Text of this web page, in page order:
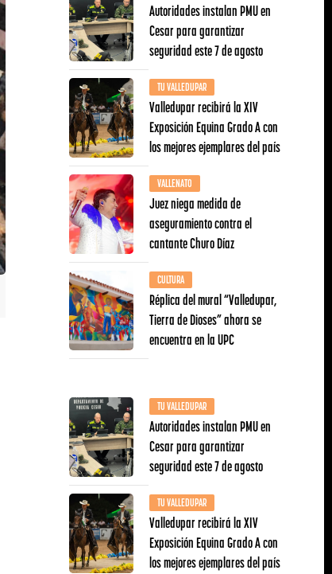
Autoridades instalan PMU en
Cesar para garantizar
seguridad este 7 de agosto
TU VALLEDUPAR
Valledupar recibirá la XIV
Exposición Equina Grado A con
los mejores ejemplares del país
VALLENATO
Juez niega medida de
aseguramiento contra el
cantante Churo Díaz
CULTURA
Réplica del mural “Valledupar,
Tierra de Dioses” ahora se
encuentra en la UPC
TU VALLEDUPAR
Autoridades instalan PMU en
Cesar para garantizar
seguridad este 7 de agosto
TU VALLEDUPAR
Valledupar recibirá la XIV
Exposición Equina Grado A con
los mejores ejemplares del país